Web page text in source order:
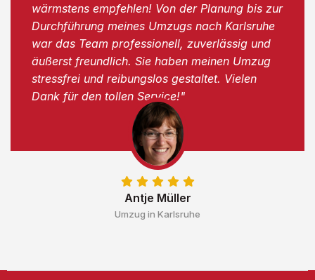
Antje Müller
Umzug in Karlsruhe
wärmstens empfehlen! Von der Planung bis zur
Durchführung meines Umzugs nach Karlsruhe
war das Team professionell, zuverlässig und
äußerst freundlich. Sie haben meinen Umzug
stressfrei und reibungslos gestaltet. Vielen
Dank für den tollen Service!"